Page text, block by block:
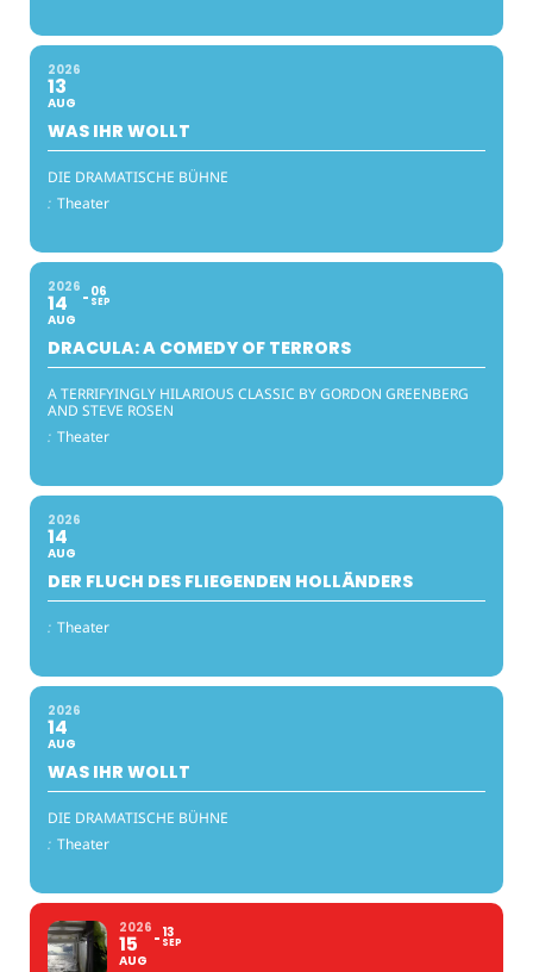
2026
13
AUG
WAS IHR WOLLT
DIE DRAMATISCHE BÜHNE
: Theater
2026
14
AUG
06
SEP
DRACULA: A COMEDY OF TERRORS
A TERRIFYINGLY HILARIOUS CLASSIC BY GORDON GREENBERG
AND STEVE ROSEN
: Theater
2026
14
AUG
DER FLUCH DES FLIEGENDEN HOLLÄNDERS
: Theater
2026
14
AUG
WAS IHR WOLLT
DIE DRAMATISCHE BÜHNE
: Theater
2026
15
AUG
13
SEP